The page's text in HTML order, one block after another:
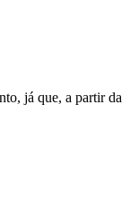
já que, a partir da